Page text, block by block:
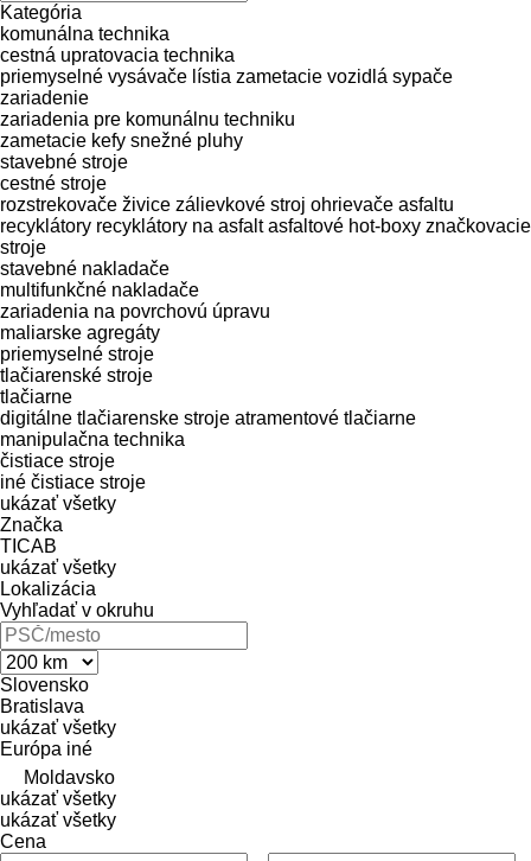
Kategória
komunálna technika
cestná upratovacia technika
priemyselné vysávače lístia zametacie vozidlá sypače
zariadenie
zariadenia pre komunálnu techniku
zametacie kefy snežné pluhy
stavebné stroje
cestné stroje
rozstrekovače živice zálievkové stroj ohrievače asfaltu
recyklátory recyklátory na asfalt asfaltové hot-boxy značkovacie
stroje
stavebné nakladače
multifunkčné nakladače
zariadenia na povrchovú úpravu
maliarske agregáty
priemyselné stroje
tlačiarenské stroje
tlačiarne
digitálne tlačiarenske stroje atramentové tlačiarne
manipulačna technika
čistiace stroje
iné čistiace stroje
ukázať všetky
Značka
TICAB
ukázať všetky
Lokalizácia
Vyhľadať v okruhu
Slovensko
Bratislava
ukázať všetky
Európa iné
Moldavsko
ukázať všetky
ukázať všetky
Cena